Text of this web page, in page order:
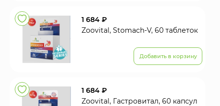
1 684 ₽
Zoovital, Stomach-V, 60 таблеток
Добавить в корзину
1 684 ₽
Zoovital, Гастровитал, 60 капсул